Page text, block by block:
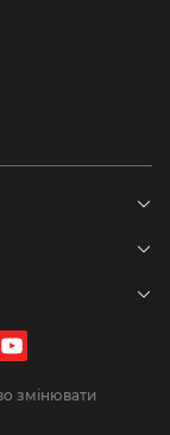
змінювати